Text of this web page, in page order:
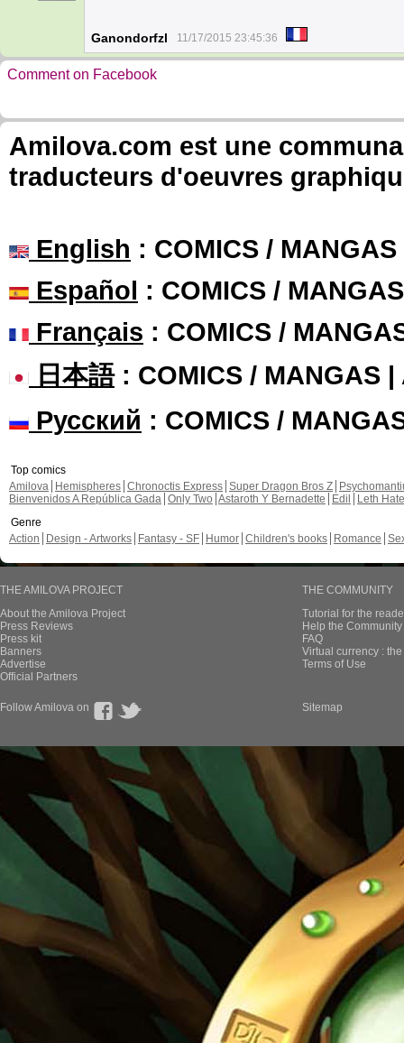
Ganondorfzl 11/17/2015 23:45:36
Comment on Facebook
Amilova.com est une
traducteurs d'oeuvres
English : COMICS /
Español : COMICS /
Français : COMICS /
日本語: COMICS / MANGAS |
Русский : COMICS /
Top comics
Amilova
Hemispheres Chronoctis Express Super Dragon Bros Z
Bienvenidos A República Gada Only Two Astaroth Y Bernadette Edil
Leth Hate
Genre
Action
Design - Artworks Fantasy - SF Humor Children's books Romance
THE AMILOVA PROJECT
About the Amilova Project
Press Reviews
Press kit
Banners
Advertise
Official Partners
THE COMMUNITY
Tutorial for the
Help the
FAQ
Virtual currency :
Terms of Use
Follow Amilova on Sitemap